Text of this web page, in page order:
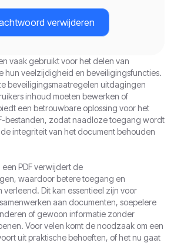
verwijderen
vaak gebruikt voor het delen van
hun veelzijdigheid en beveiligingsfuncties.
beveiligingsmaatregelen uitdagingen
inhoud moeten bewerken of
een betrouwbare oplossing voor het
bestanden, zodat naadloze toegang wordt
integriteit van het document behouden
PDF verwijdert de
waardoor betere toegang en
Dit kan essentieel zijn voor
aan documenten, soepelere
of gewoon informatie zonder
Voor velen komt de noodzaak om een
uit praktische behoeften, of het nu gaat